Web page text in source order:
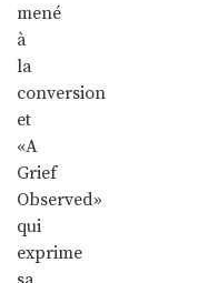
mené
à
la
conversion
et
«A
Grief
Observed»
qui
exprime